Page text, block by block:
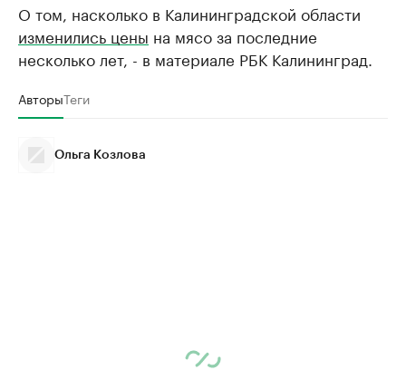
О том, насколько в Калининградской области
изменились цены на мясо за последние
несколько лет, - в материале РБК Калининград.
АвторыТеги
Ольга Козлова